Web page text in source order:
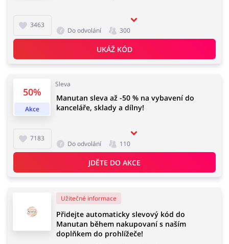
Dárky a gadgety
Domácnost a spotřebiče
3463
Do odvolání 300
UKÁŽ KÓD
50%
Akce
Sleva
7183
Manutan sleva až -50 % na vybavení do
kanceláře, sklady a dílny!
Do odvolání 110
JDĚTE DO AKCE
Užitečné informace
Přidejte automaticky slevový kód do
Manutan během nakupovaní s naším
doplňkem do prohlížeče!